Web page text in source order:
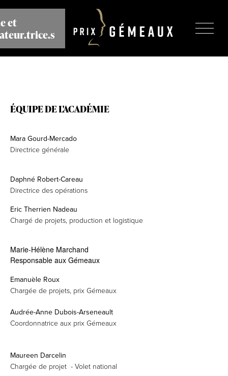
contenu
principal
et
ÉQUIPE DE L'ACADÉMIE
Mara Gourd-Mercado
Directrice générale
Daphné Robert-Careau
Directrice des opérations
Eric Therrien Nadeau
Chargé de projets, production et logistique
Marie-Hélène Marchand
Responsable aux Gémeaux
Emanuèle Roux
Chargée de projets, prix Gémeaux
Audrée-Anne Dubois-Arseneault
Coordonnatrice aux prix Gémeaux
Maureen Darcelin
Chargée de projet - Volet national